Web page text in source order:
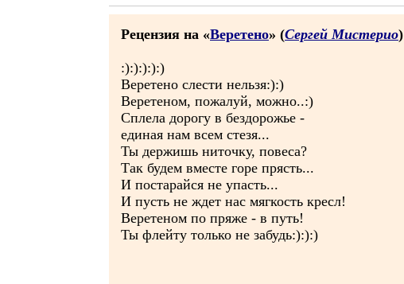
Рецензия на «Веретено» (Сергей Мистерио)
:):):):):)
Веретено слести нельзя:):)
Веретеном, пожалуй, можно..:)
Сплела дорогу в бездорожье -
единая нам всем стезя...
Ты держишь ниточку, повеса?
Так будем вместе горе прясть...
И постарайся не упасть...
И пусть не ждет нас мягкость кресл!
Веретеном по пряже - в путь!
Ты флейту только не забудь:):):)